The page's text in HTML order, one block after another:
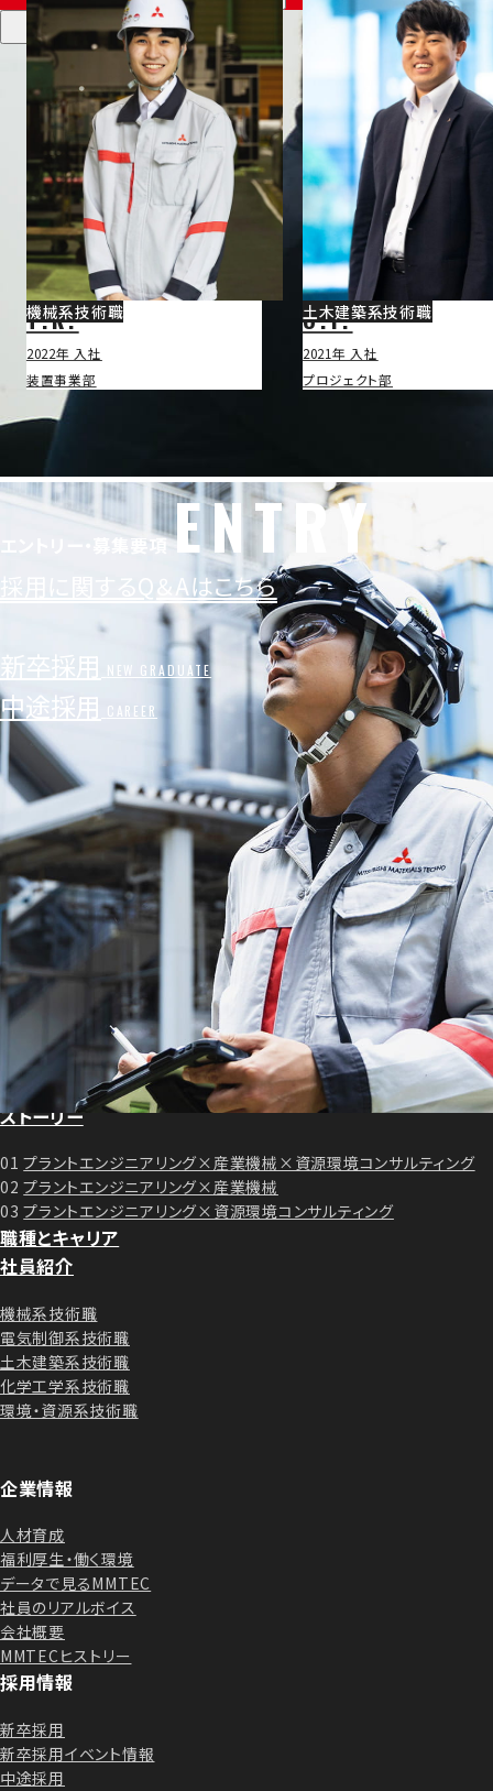
機械系技術職
T.K.
2022年 入社
装置事業部
土木建築系技術職
O.Y.
2021年 入社
プロジェクト部
エントリー・募集要項 ENTRY
採用に関するQ＆Aはこちら
新卒採用 NEW GRADUATE
中途採用 CAREER
メッセージ
コンセプトメッセージ
トップメッセージ
事業紹介
プラントエンジニアリングとは
プラントエンジニアリング事業
産業機械事業
資源環境コンサルティング事業
プロジェクト
ストーリー
01 プラントエンジニアリング×産業機械×資源環境コンサルティング
02 プラントエンジニアリング×産業機械
03 プラントエンジニアリング×資源環境コンサルティング
職種とキャリア
社員紹介
機械系技術職
電気制御系技術職
土木建築系技術職
化学工学系技術職
環境・資源系技術職
企業情報
人材育成
福利厚生・働く環境
データで見るMMTEC
社員のリアルボイス
会社概要
MMTECヒストリー
採用情報
新卒採用
新卒採用イベント情報
中途採用